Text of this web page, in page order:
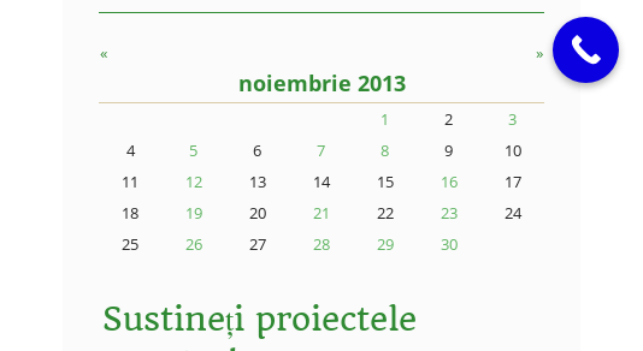
« »
noiembrie 2013
1 2
3
4
5 6 7 8 9
10
11
12 13 14 15 16
17
18
19 20 21 22 23
24
25
26 27 28 29 30
Sustineți proiectele